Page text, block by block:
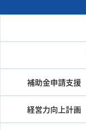
補助金申請支援
経営力向上計画